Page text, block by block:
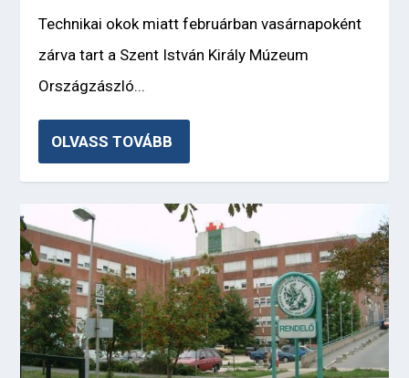
Technikai okok miatt februárban vasárnapoként
zárva tart a Szent István Király Múzeum
Országzászló...
OLVASS TOVÁBB